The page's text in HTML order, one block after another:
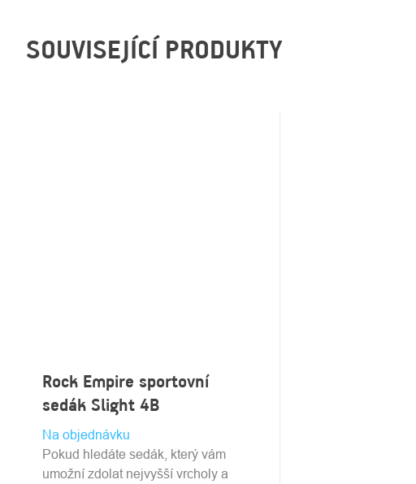
SOUVISEJÍCÍ PRODUKTY
Rock Empire sportovní
sedák Slight 4B
Na objednávku
Pokud hledáte sedák, který vám
umožní zdolat nejvyšší vrcholy a